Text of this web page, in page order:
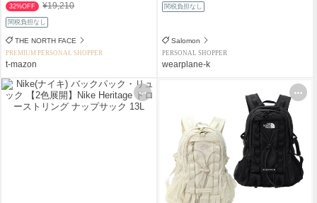
32%OFF ¥19,210
関税負担なし
THE NORTH FACE
PREMIUM PERSONAL SHOPPER
t-mazon
関税負担なし
Salomon
PERSONAL SHOPPER
wearplane-k